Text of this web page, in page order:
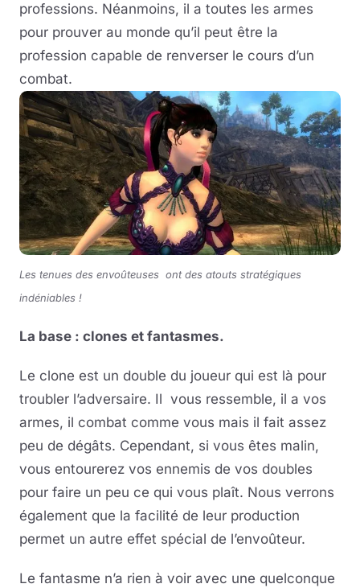
professions. Néanmoins, il a toutes les armes
pour prouver au monde qu’il peut être la
profession capable de renverser le cours d’un
combat.
Les tenues des envoûteuses ont des atouts stratégiques
indéniables !
La base : clones et fantasmes.
Le clone est un double du joueur qui est là pour
troubler l’adversaire. Il vous ressemble, il a vos
armes, il combat comme vous mais il fait assez
peu de dégâts. Cependant, si vous êtes malin,
vous entourerez vos ennemis de vos doubles
pour faire un peu ce qui vous plaît. Nous verrons
également que la facilité de leur production
permet un autre effet spécial de l’envoûteur.
Le fantasme n’a rien à voir avec une quelconque